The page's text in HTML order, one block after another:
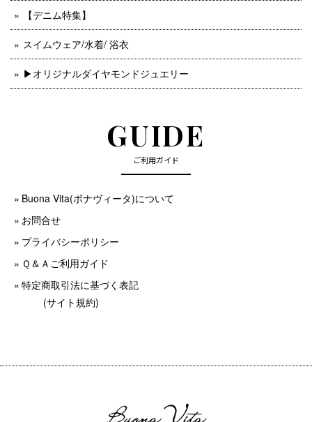
【デニム特集】
スイムウェア/水着/ 浴衣
▶︎オリジナルダイヤモンドジュエリー
GUIDE
ご利用ガイド
Buona Vita(ボナヴィータ)について
お問合せ
プライバシーポリシー
Ｑ＆Ａご利用ガイド
特定商取引法に基づく表記
(サイト規約)